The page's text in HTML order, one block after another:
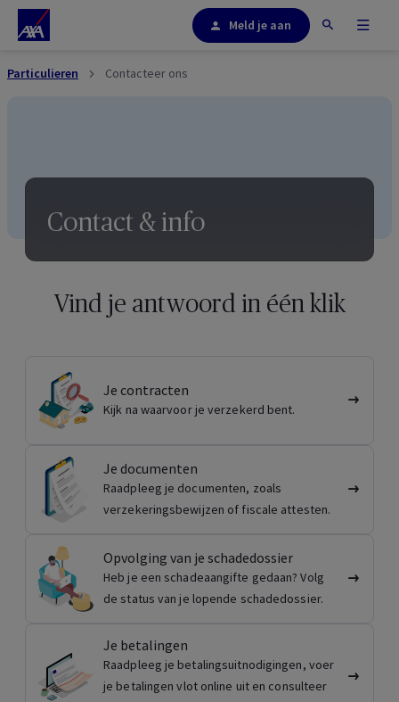
Meld je aan
Particulieren Contacteer ons
Contact & info
Vind je antwoord in één klik
Je contracten
Kijk na waarvoor je verzekerd bent.
Je documenten
Raadpleeg je documenten, zoals
verzekeringsbewijzen of fiscale attesten.
Opvolging van je schadedossier
Heb je een schadeaangifte gedaan? Volg
de status van je lopende schadedossier.
Je betalingen
Raadpleeg je betalingsuitnodigingen, voer
je betalingen vlot online uit en consulteer